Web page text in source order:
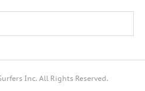
Inc. All Rights Reserved.